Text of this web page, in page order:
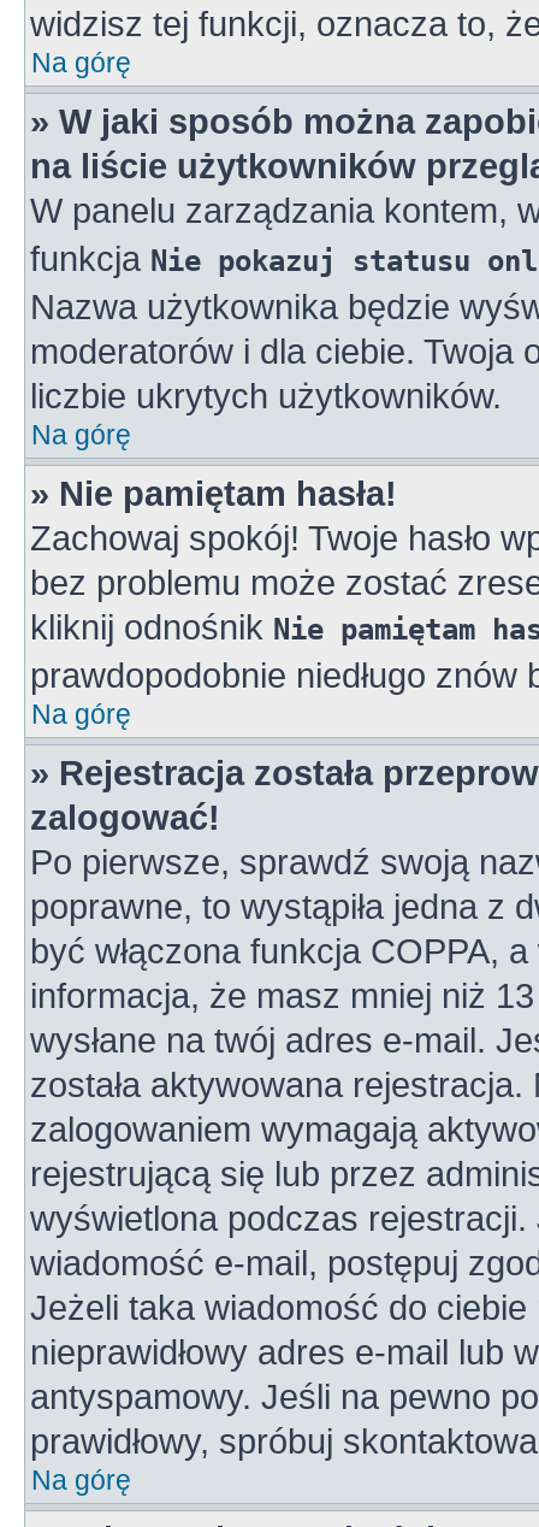
widzisz tej funkcji, oznacza to,
Na górę
» W jaki sposób można
na liście użytkowników
W panelu zarządzania kontem,
funkcja Nie pokazuj statusu
Nazwa użytkownika będzie
moderatorów i dla ciebie. Twoja
liczbie ukrytych użytkowników.
Na górę
» Nie pamiętam hasła!
Zachowaj spokój! Twoje hasło
bez problemu może zostać
kliknij odnośnik Nie pamiętam
prawdopodobnie niedługo
Na górę
» Rejestracja została
zalogować!
Po pierwsze, sprawdź swoją
poprawne, to wystąpiła jedna z
być włączona funkcja COPPA,
informacja, że masz mniej niż
wysłane na twój adres e-mail.
została aktywowana
zalogowaniem wymagają
rejestrującą się lub przez
wyświetlona podczas rejestracji.
wiadomość e-mail, postępuj
Jeżeli taka wiadomość do ciebie
nieprawidłowy adres e-mail lub
antyspamowy. Jeśli na pewno
prawidłowy, spróbuj
Na górę